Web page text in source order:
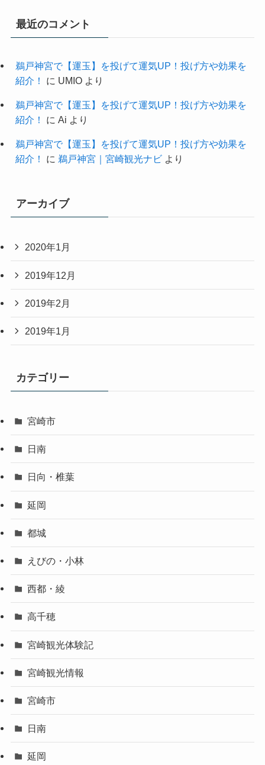
最近のコメント
鵜戸神宮で【運玉】を投げて運気UP！投げ方や効果を
紹介！
に UMIOより
鵜戸神宮で【運玉】を投げて運気UP！投げ方や効果を
紹介！
に Ai より
鵜戸神宮で【運玉】を投げて運気UP！投げ方や効果を
紹介！
に 鵜戸神宮｜宮崎観光ナビより
アーカイブ
2020年1月
2019年12月
2019年2月
2019年1月
カテゴリー
宮崎市
日南
日向・椎葉
延岡
都城
えびの・小林
西都・綾
高千穂
宮崎観光体験記
宮崎観光情報
宮崎市
日南
延岡